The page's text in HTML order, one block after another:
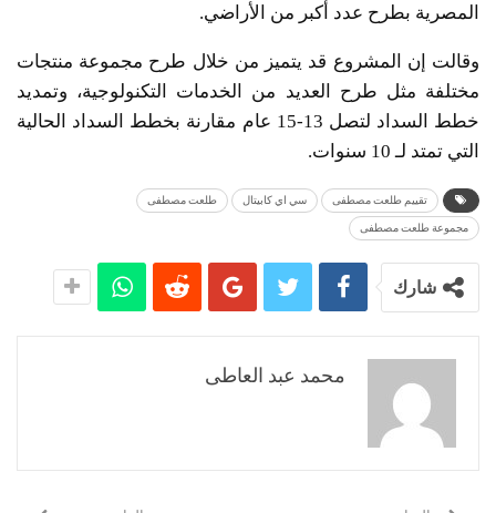
المصرية بطرح عدد أكبر من الأراضي.
وقالت إن المشروع قد يتميز من خلال طرح مجموعة منتجات
مختلفة مثل طرح العديد من الخدمات التكنولوجية، وتمديد
خطط السداد لتصل 13-15 عام مقارنة بخطط السداد الحالية
التي تمتد لـ 10 سنوات.
تقييم طلعت مصطفى سي اي كابيتال طلعت مصطفى
مجموعة طلعت مصطفى
شارك
محمد عبد العاطى